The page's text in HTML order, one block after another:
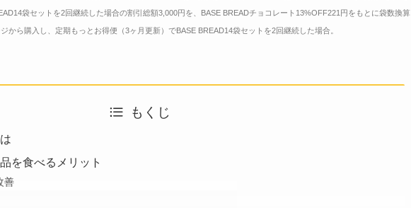
袋セットを2回継続した場合の割引総額3,000円を、BASE BREADチョコレート13%OFF221円をもとに袋数換算
から購入し、定期もっとお得便（3ヶ月更新）でBASE BREAD14袋セットを2回継続した場合。
もくじ
を食べるメリット
善